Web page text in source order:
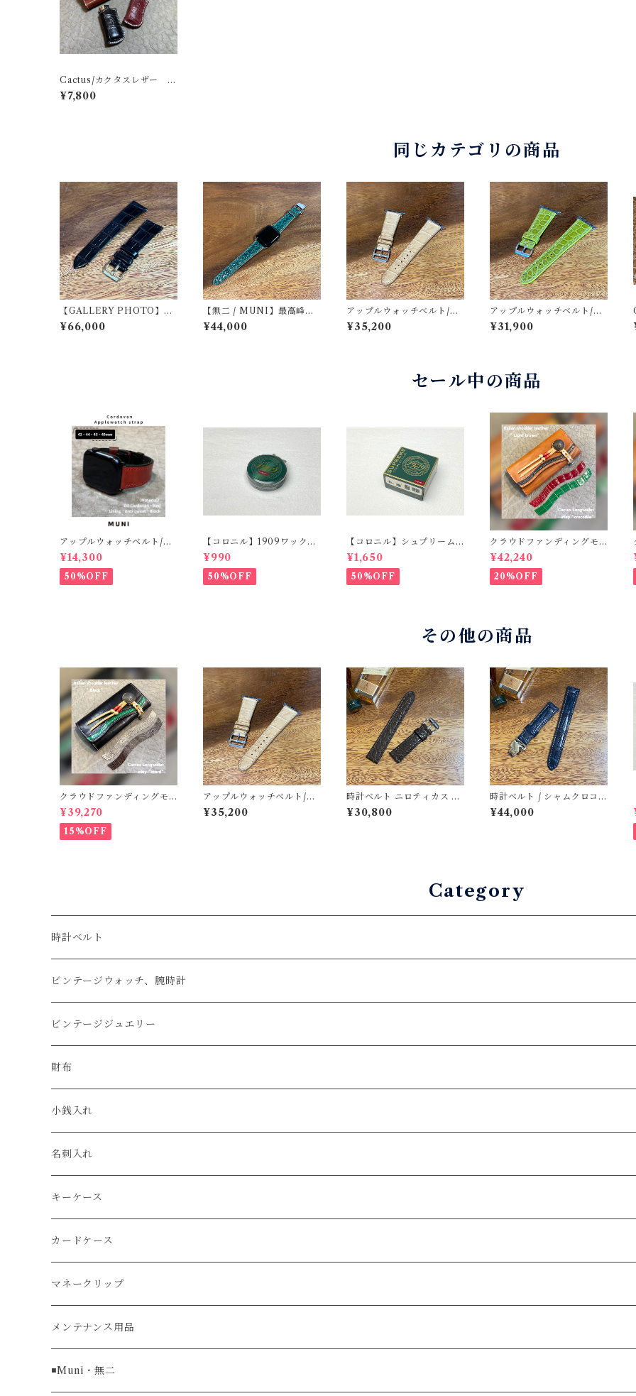
Cactus/カクタスレザー ラ
イターケース ナイルクロ
コダイル・ワインレッド
¥7,800
同じカテゴリの商品
【GALLERY PHOTO】
【無二 / MUNI】最高級ク
ロコダイル（ニロティカ
¥66,000
【無二 / MUNI】最高峰ナ
イルクロコダイル仕立て Ap
ple Watch専用ストラップ
¥44,000
アップルウォッチベルト/ク
ロコダイル・竹腑・ベージ
ュ・フラット（For 42/44/
¥35,200
アップルウォッチベルト/ク
ロコダイル・丸腑・ライ
ム・フラット （For 42/44/
¥31,900
セール中の商品
アップルウォッチベルト/オ
イルコードバン・レッド・
フラット（For 42/44/45/4
9mm）時計バンド
¥14,300
50%OFF
【コロニル】1909ワックス
ポリッシュ バーガンディ
（革靴用）
¥990
50%OFF
【コロニル】シュプリーム
クリームDX バーガンディ
¥1,650
50%OFF
クラウドファンディングモ
デル！Cactus・カクタス
ロングウォレット（CWBL-
03）インレイ・クロコダイ
ル × イタリアンショルダー
¥42,240
20%OFF
その他の商品
クラウドファンディングモ
デル！Cactus・カクタス
ロングウォレット（CWBL-
03）インレイ・リザード ×
イタリアンショルダーレザ
¥39,270
15%OFF
アップルウォッチベルト/ク
ロコダイル・竹腑・ベージ
ュ・フラット（For 42/44/
¥35,200
時計ベルト ニロティカス ダ
ークブラウン（マット）丸
腑 18mm-16mm 【スタン
¥30,800
時計ベルト / シャムクロコダ
イル・ネイビー竹腑・手縫
い 18mm-16mm ボンベ
バネ棒 クイックリリース
装備 カスタムも可 オメ
ガやタグホイヤーにも
¥44,000
Category
時計ベルト
アップルウォッチベルト
コードバン
クロコダイル
エコレザー
エレファント
アリゲーター
リザード
ガルーシャ（エイ）
牛革
ラグ幅16mm
ビンテージウォッチ、腕時計
オメガ / OMEGA
ユリスナルダン / ULYSSE NARDIN
セイコー / SEIKO
ルミノックス / LUMINOX
エルメス / HERMES
ビンテージジュエリー
カルティエ / Cartier
財布
コンパクト
長財布
小銭入れ
名刺入れ
キーケース
カードケース
マネークリップ
メンテナンス用品
◾️Muni・無二